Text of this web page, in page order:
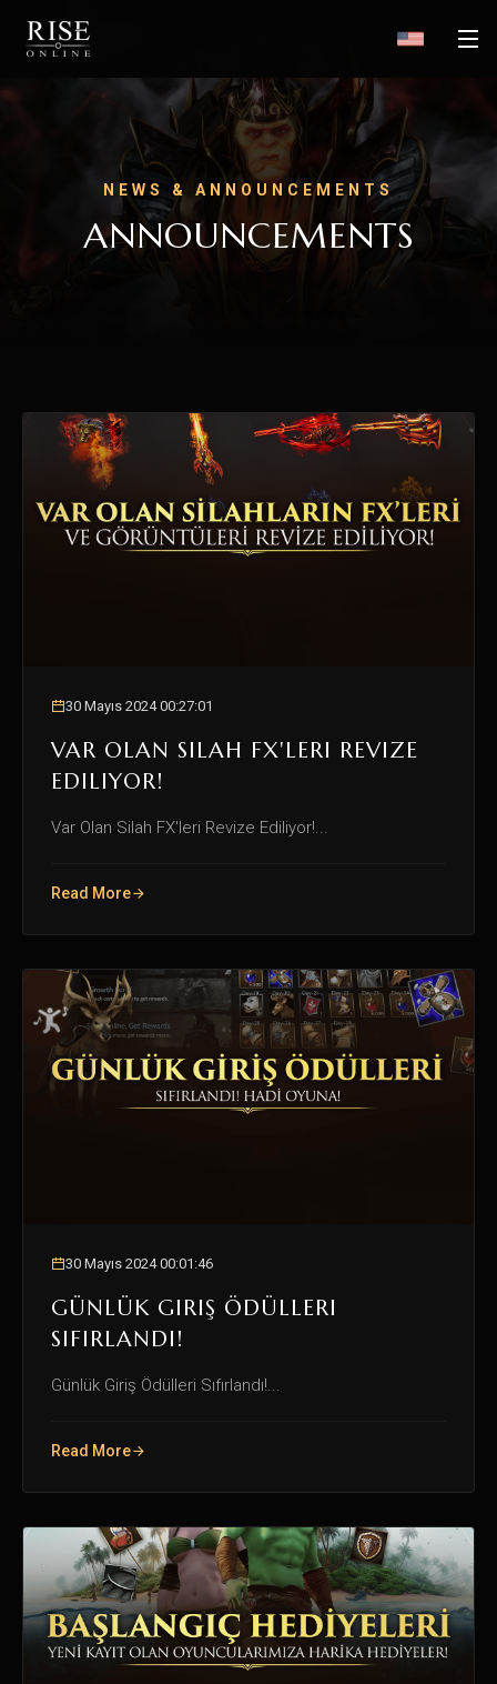
NEWS & ANNOUNCEMENTS
ANNOUNCEMENTS
30 Mayıs 2024 00:27:01
VAR OLAN SILAH FX'LERI REVIZE
EDILIYOR!
Var Olan Silah FX'leri Revize Ediliyor!...
Read More
30 Mayıs 2024 00:01:46
GÜNLÜK GIRIŞ ÖDÜLLERI
SIFIRLANDI!
Günlük Giriş Ödülleri Sıfırlandı!...
Read More